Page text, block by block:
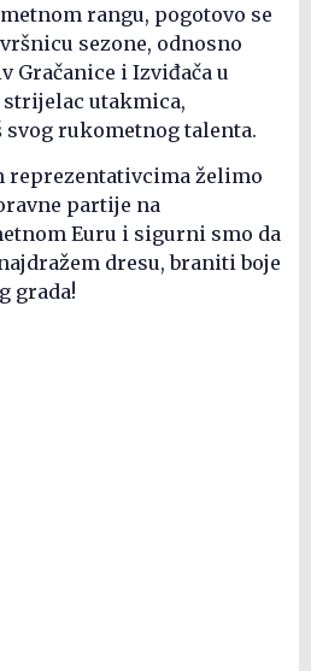
rangu, pogotovo se
sezone, odnosno
Gračanice i Izviđača u
utakmica,
svog rukometnog talenta.
reprezentativcima želimo
partije na
Euru i sigurni smo da
dresu, braniti boje
grada!